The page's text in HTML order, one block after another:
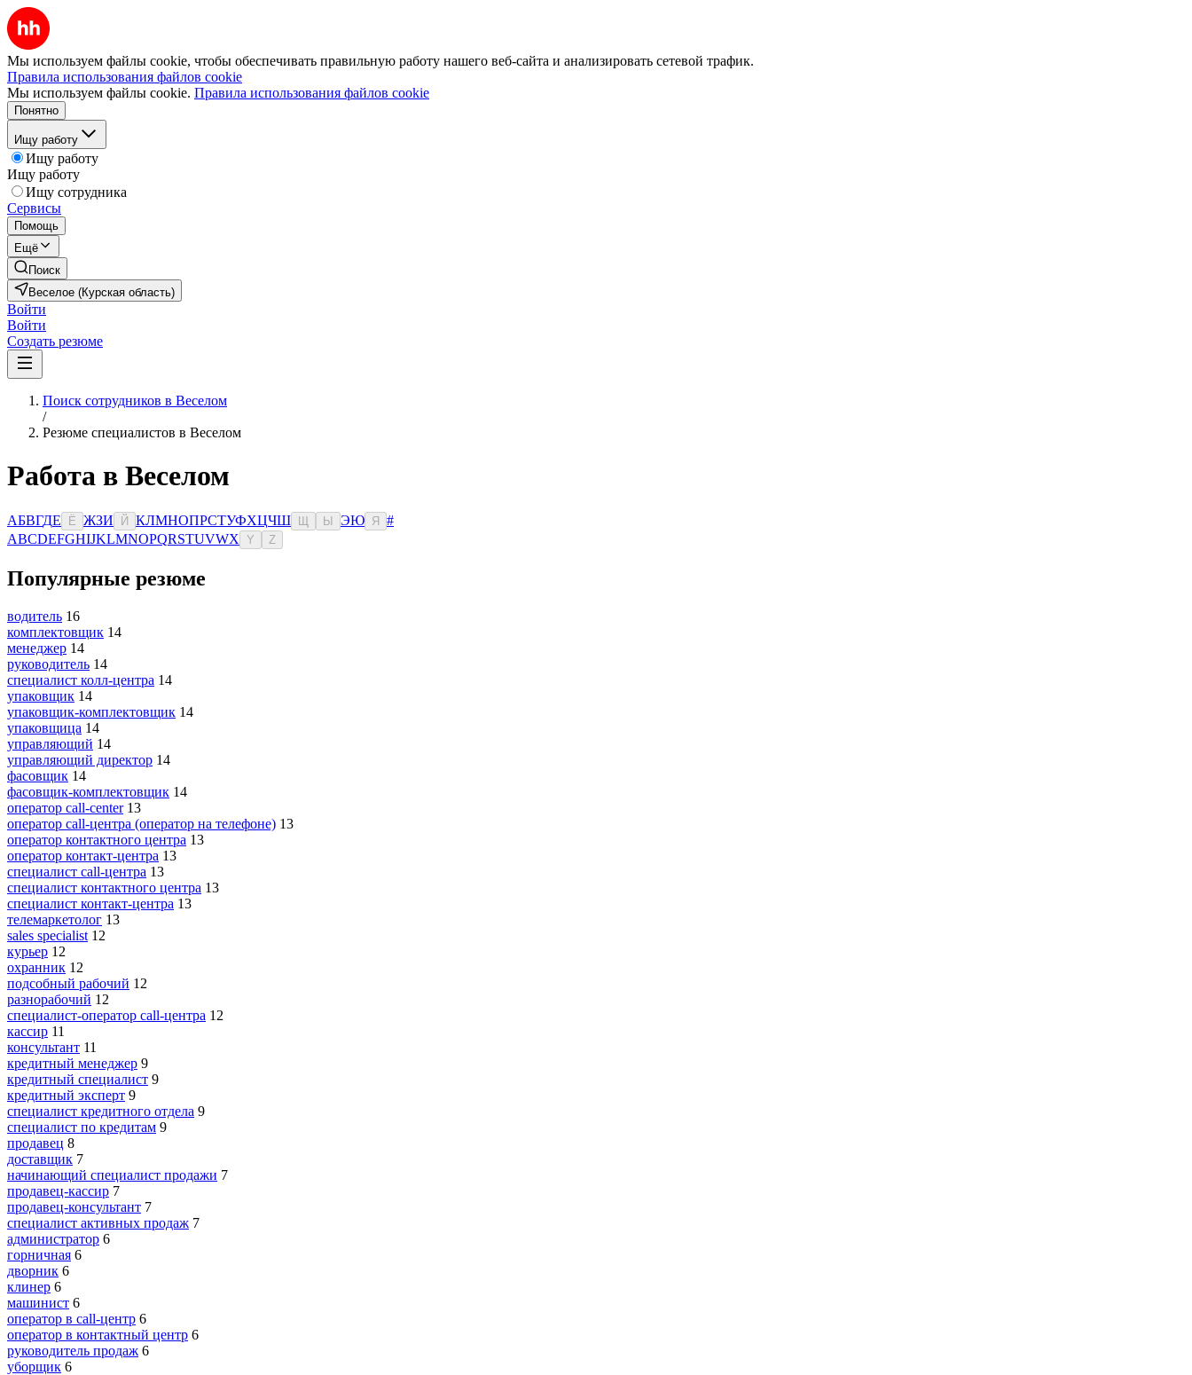
Мы используем файлы cookie, чтобы обеспечивать правильную работу нашего веб-сайта и анализировать сетевой трафик.
Правила использования файлов cookie
Мы используем файлы cookie. Правила использования файлов cookie
Понятно
Ищу работу
Ищу работу
Ищу работу
Ищу сотрудника
Сервисы
Помощь
Ещё
Поиск
Веселое (Курская область)
Войти
Войти
Создать резюме
Поиск сотрудников в Веселом
/
Резюме специалистов в Веселом
Работа в Веселом
АБВГДЕ Ё ЖЗИ Й КЛМНОПРСТУФХЦЧШ Ы ЭЮ Я
#
ABCDEFGHIJKLMNOPQRSTUVWX Y Z
Популярные резюме
водитель 16
комплектовщик 14
менеджер 14
руководитель 14
специалист колл-центра 14
упаковщик 14
упаковщик-комплектовщик 14
упаковщица 14
управляющий 14
управляющий директор 14
фасовщик 14
фасовщик-комплектовщик 14
оператор call-center 13
оператор call-центра (оператор на телефоне) 13
оператор контактного центра 13
оператор контакт-центра 13
специалист call-центра 13
специалист контактного центра 13
специалист контакт-центра 13
телемаркетолог 13
sales specialist 12
курьер 12
охранник 12
подсобный рабочий 12
разнорабочий 12
специалист-оператор call-центра 12
кассир 11
консультант 11
кредитный менеджер 9
кредитный специалист 9
кредитный эксперт 9
специалист кредитного отдела 9
специалист по кредитам 9
продавец 8
доставщик 7
начинающий специалист продажи 7
продавец-кассир 7
продавец-консультант 7
специалист активных продаж 7
администратор 6
горничная 6
дворник 6
клинер 6
машинист 6
оператор в call-центр 6
оператор в контактный центр 6
руководитель продаж 6
уборщик 6